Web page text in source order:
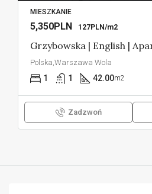
MIESZKANIE
5,350PLN 127PLN/m2
Grzybowska | English |
Polska,Warszawa Wola
1 1 42.00m2
Zadzwoń